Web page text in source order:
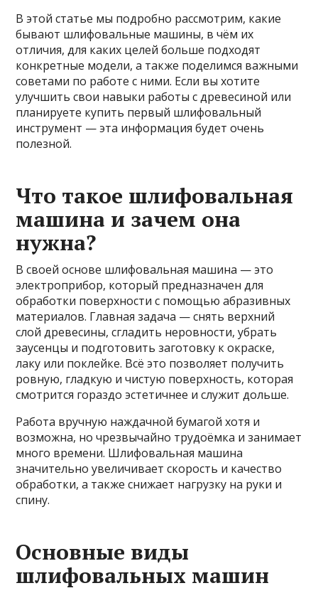
В этой статье мы подробно рассмотрим, какие
бывают шлифовальные машины, в чём их
отличия, для каких целей больше подходят
конкретные модели, а также поделимся важными
советами по работе с ними. Если вы хотите
улучшить свои навыки работы с древесиной или
планируете купить первый шлифовальный
инструмент — эта информация будет очень
полезной.
Что такое шлифовальная
машина и зачем она
нужна?
В своей основе шлифовальная машина — это
электроприбор, который предназначен для
обработки поверхности с помощью абразивных
материалов. Главная задача — снять верхний
слой древесины, сгладить неровности, убрать
заусенцы и подготовить заготовку к окраске,
лаку или поклейке. Всё это позволяет получить
ровную, гладкую и чистую поверхность, которая
смотрится гораздо эстетичнее и служит дольше.
Работа вручную наждачной бумагой хотя и
возможна, но чрезвычайно трудоёмка и занимает
много времени. Шлифовальная машина
значительно увеличивает скорость и качество
обработки, а также снижает нагрузку на руки и
спину.
Основные виды
шлифовальных машин